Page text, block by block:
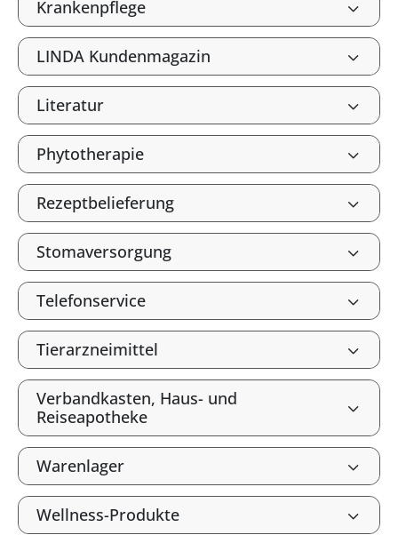
Krankenpflege
LINDA Kundenmagazin
Literatur
Phytotherapie
Rezeptbelieferung
Stomaversorgung
Telefonservice
Tierarzneimittel
Verbandkasten, Haus- und
Reiseapotheke
Warenlager
Wellness-Produkte